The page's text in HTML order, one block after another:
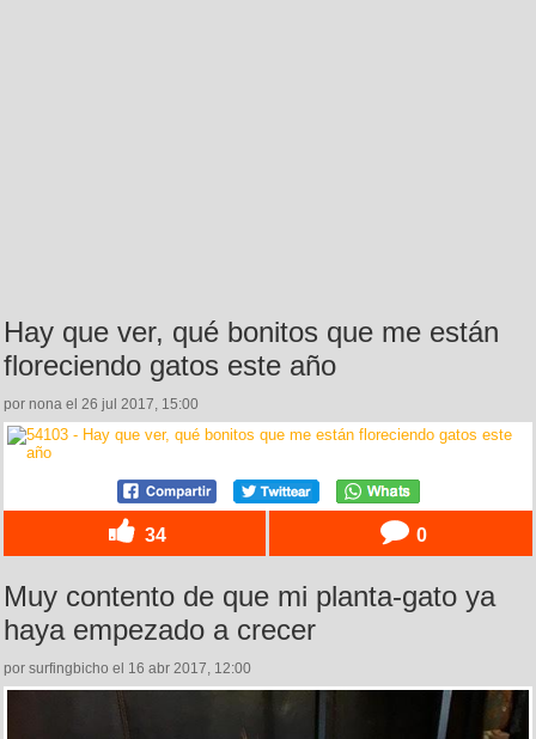
Hay que ver, qué bonitos que me están
floreciendo gatos este año
por nona el 26 jul 2017, 15:00
34 0
Muy contento de que mi planta-gato ya
haya empezado a crecer
por surfingbicho el 16 abr 2017, 12:00